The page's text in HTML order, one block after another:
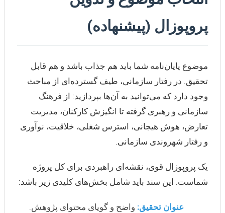
پروپوزال (پیشنهاده)
موضوع پایان‌نامه شما باید هم جذاب باشد و هم قابل
تحقیق. در رفتار سازمانی، طیف گسترده‌ای از مباحث
وجود دارد که می‌توانید به آن‌ها بپردازید: از فرهنگ
سازمانی و رهبری گرفته تا انگیزش کارکنان، مدیریت
تعارض، هوش هیجانی، استرس شغلی، خلاقیت، نوآوری
و رفتار شهروندی سازمانی.
یک پروپوزال قوی، نقشه‌ای راهبردی برای کل پروژه
شماست. این سند باید شامل بخش‌های کلیدی زیر باشد:
عنوان تحقیق: واضح و گویای محتوای پژوهش.